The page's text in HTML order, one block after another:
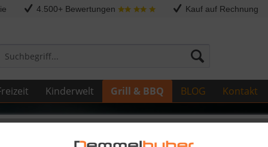
4.500+ Bewertungen Kauf auf Rechnung
Kinderwelt Grill & BBQ BLOG Kontakt